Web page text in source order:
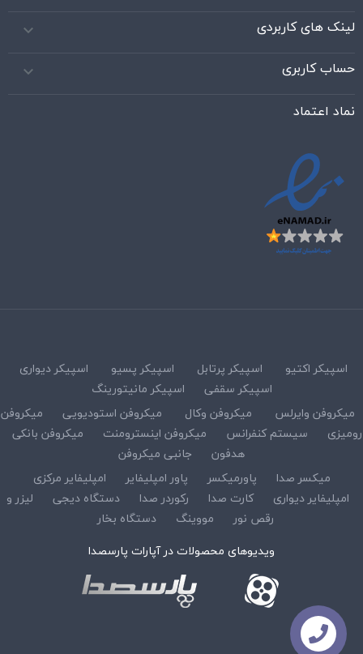
لینک های کاربردی 
حساب کاربری 
نماد اعتماد
اسپیکر اکتیو اسپیکر پرتابل اسپیکر پسیو
اسپیکر دیواری
اسپیکر سقفی
اسپیکر مانیتورینگ
میکروفن وایرلس
میکروفن وکال میکروفن استودیویی
میکروفن
رومیزی
سیستم کنفرانس میکروفن اینسترومنت
میکروفن بانکی
هدفون
جانبی میکروفن
میکسر صدا
پاورمیکسر پاور امپلیفایر
امپلیفایر مرکزی
امپلیفایر دیواری
کارت صدا رکوردر صدا دستگاه دیجی
لیزر و
رقص نور
مووینگ
دستگاه بخار
ویدیوهای محصولات در آپارات پارسصدا